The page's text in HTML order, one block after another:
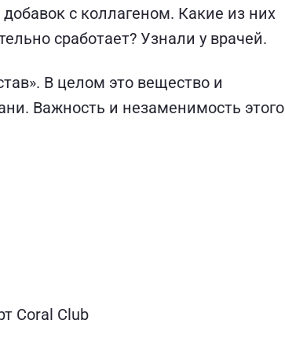
с коллагеном. Какие из них
сработает? Узнали у врачей.
В целом это вещество и
Важность и незаменимость этого
Coral Club